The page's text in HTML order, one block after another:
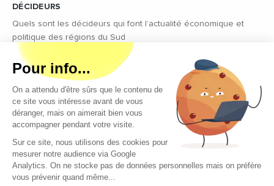
DÉCIDEURS
Quels sont les décideurs qui font l’actualité économique et
politique des régions du Sud
Copyright © 2026 - Tous droits réservés
Qui sommes-nous ?
Contact